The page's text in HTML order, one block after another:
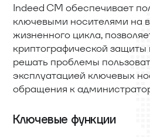
Indeed CM обеспечивает
ключевыми носителями на
жизненного цикла,
криптографической
решать проблемы
эксплуатацией ключевых
обращения к
Ключевые функции